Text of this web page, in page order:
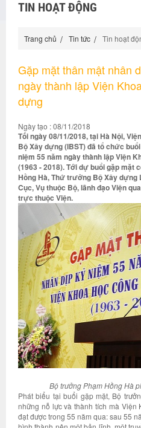
TIN HOẠT ĐỘNG
Trang chủ Tin tức Tin hoạt
Gặp mặt thân mật nhân
ngày thành lập Viện
dựng
Ngày tạo : 08/11/2018
Tối ngày 08/11/2018, tại Hà Nội,
Bộ Xây dựng (IBST) đã tổ chức
niệm 55 năm ngày thành lập Viện
(1963 - 2018). Tới dự buổi gặp mặt
Hồng Hà, Thứ trưởng Bộ Xây dựng
Cục, Vụ thuộc Bộ, lãnh đạo Viện
trực thuộc Viện.
Bộ trưởng Phạm Hồng Hà
Phát biểu tại buổi gặp mặt, Bộ
những nỗ lực và thành tích mà Viện
đạt được trong 55 năm qua: sau 55